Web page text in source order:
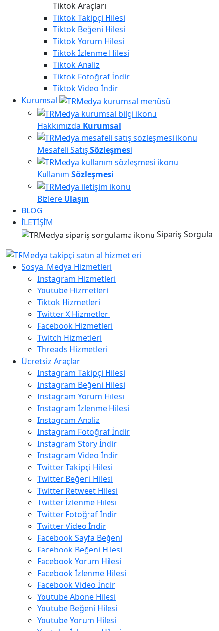
Tiktok Araçları
TiktokTakipçi Hilesi
Tiktok Beğeni Hilesi
TiktokYorum Hilesi
Tiktokİzlenme Hilesi
TiktokAnaliz
Tiktok Fotoğraf İndir
TiktokVideo İndir
Kurumsal
Hakkımızda Kurumsal
Mesafeli Satış Sözleşmesi
Kullanım Sözleşmesi
Bizlere Ulaşın
BLOG
İLETİŞİM
Sipariş Sorgula
Sosyal Medya Hizmetleri
Instagram Hizmetleri
Youtube Hizmetleri
Tiktok Hizmetleri
Twitter X Hizmetleri
Facebook Hizmetleri
Twitch Hizmetleri
Threads Hizmetleri
Ücretsiz Araçlar
Instagram Takipçi Hilesi
Instagram Beğeni Hilesi
Instagram Yorum Hilesi
Instagram İzlenme Hilesi
Instagram Analiz
Instagram Fotoğraf İndir
Instagram Story İndir
Instagram Video İndir
Twitter Takipçi Hilesi
Twitter Beğeni Hilesi
Twitter Retweet Hilesi
Twitter İzlenme Hilesi
Twitter Fotoğraf İndir
Twitter Video İndir
Facebook Sayfa Beğeni
Facebook Beğeni Hilesi
Facebook Yorum Hilesi
Facebook İzlenme Hilesi
Facebook Video İndir
Youtube Abone Hilesi
Youtube Beğeni Hilesi
Youtube Yorum Hilesi